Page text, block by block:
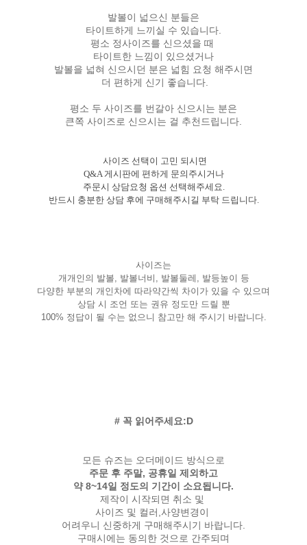
발볼이 넓으신 분들은
타이트하게 느끼실 수 있습니다.
평소 정사이즈를 신으셨을 때
타이트한 느낌이 있으셨거나
발볼을 넓혀 신으시던 분은 넓힘 요청 해주시면
더 편하게 신기 좋습니다.
평소 두 사이즈를 번갈아 신으시는 분은
큰쪽 사이즈로 신으시는 걸 추천드립니다.
사이즈 선택이 고민 되시면
Q&A 게시판에 편하게 문의주시거나
주문시 상담요청 옵션 선택해주세요.
반드시 충분한 상담 후에 구매해주시길 부탁 드립니다.
사이즈는
개개인의 발볼, 발볼너비, 발볼둘레, 발등높이 등
다양한 부분의 개인차에 따라약간씩 차이가 있을 수 있으며
상담 시 조언 또는 권유 정도만 드릴 뿐
100% 정답이 될 수는 없으니 참고만 해 주시기 바랍니다.
# 꼭 읽어주세요:D
모든 슈즈는 오더메이드 방식으로
주문 후 주말, 공휴일 제외하고
약 8~14일 정도의 기간이 소요됩니다.
제작이 시작되면 취소 및
사이즈 및 컬러,사양변경이
어려우니 신중하게 구매해주시기 바랍니다.
구매시에는 동의한 것으로 간주되며